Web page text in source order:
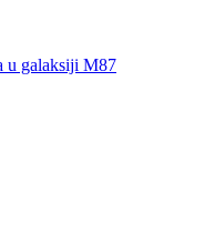
u galaksiji M87